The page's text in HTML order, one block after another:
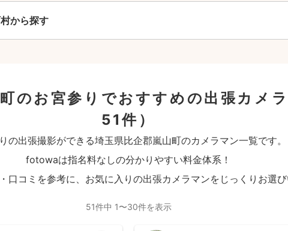
から探す
のお宮参りでおすすめの出張カメ
51件）
の出張撮影ができる埼玉県比企郡嵐山町のカメラマン一覧です。
fotowaは指名料なしの分かりやすい料金体系！
口コミを参考に、お気に入りの出張カメラマンをじっくりお選び
51件中 1〜30件を表示